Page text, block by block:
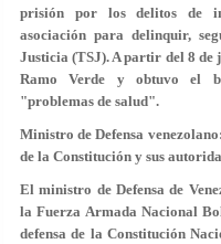
prisión por los delitos de
asociación para delinquir,
Justicia (TSJ). A partir del 8
Ramo Verde y obtuvo el
"problemas de salud".
Ministro de Defensa
de la Constitución y sus
El ministro de Defensa de
la Fuerza Armada Nacional
defensa de la Constitución